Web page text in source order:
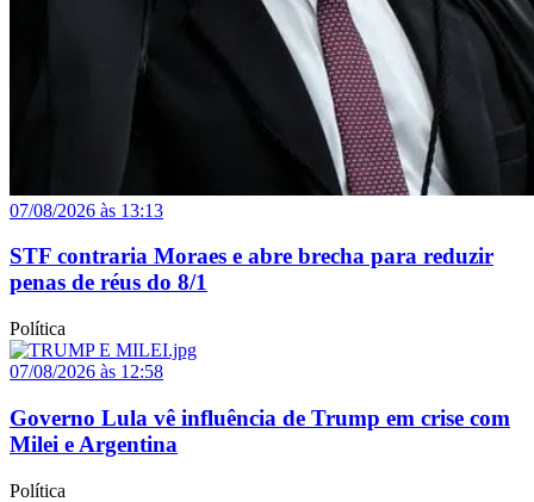
07/08/2026 às 13:13
STF contraria Moraes e abre brecha para reduzir
penas de réus do 8/1
Política
07/08/2026 às 12:58
Governo Lula vê influência de Trump em crise com
Milei e Argentina
Política